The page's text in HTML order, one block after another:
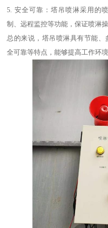
5. 安全可靠：塔吊喷淋采用的
制、远程监控等功能，保证喷淋
总的来说，塔吊喷淋具有节能
全可靠等特点，能够提高工作环境